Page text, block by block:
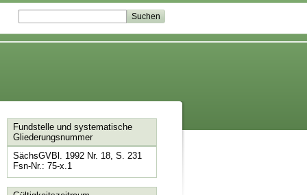
Fundstelle und systematische
Gliederungsnummer
SächsGVBl. 1992 Nr. 18, S. 231
Fsn-Nr.: 75-x.1